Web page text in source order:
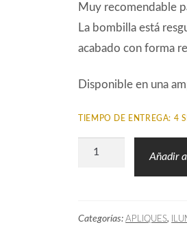
Muy recomendable
La bombilla está
acabado con forma
Disponible en una
TIEMPO DE ENTREGA: 4
Aplique
cantidad
Añadir
Categorías:APLIQUES,